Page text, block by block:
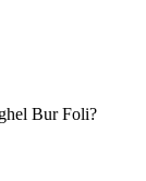
Bur Foli?